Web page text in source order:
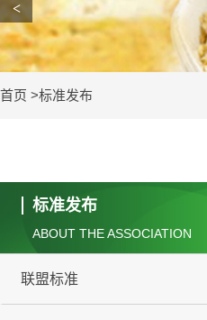
<
首页 标准发布
标准发布
ABOUT THE ASSOCIATION
联盟标准